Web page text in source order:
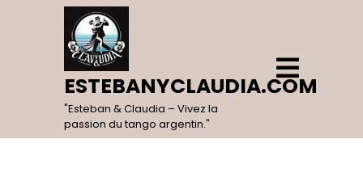
ESTEBANYCLAUDIA.COM
"Esteban & Claudia – Vivez la
passion du tango argentin."
Open
Menu